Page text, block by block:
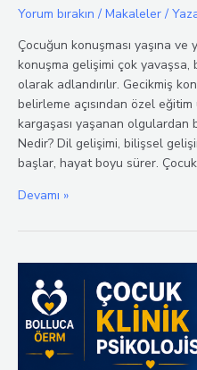
Yorum bırakın / Makaleler /
Çocuğun konuşması yaşına
konuşma gelişimi çok yavaşsa,
olarak adlandırılır. Gecikmiş
belirleme açısından özel
kargaşası yaşanan olgulardan
Nedir? Dil gelişimi, bilişsel
başlar, hayat boyu sürer.
Çocuklarda
Dil
Devamı »